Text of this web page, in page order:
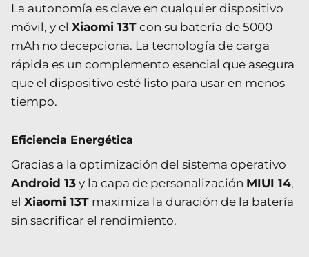
La autonomía es clave en cualquier dispositivo
móvil, y el Xiaomi 13T con su batería de 5000
mAh no decepciona. La tecnología de carga
rápida es un complemento esencial que asegura
que el dispositivo esté listo para usar en menos
tiempo.
Eficiencia Energética
Gracias a la optimización del sistema operativo
Android 13 y la capa de personalización MIUI 14,
el Xiaomi 13T maximiza la duración de la batería
sin sacrificar el rendimiento.